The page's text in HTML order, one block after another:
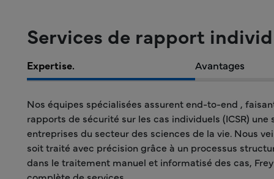
Services de rapport
Expertise. Avantages
Nos équipes spécialisées assurent end-to-end ,
rapports de sécurité sur les cas individuels (ICSR)
entreprises du secteur des sciences de la vie. Nous
soit traité avec précision grâce à un processus
dans le traitement manuel et informatisé des cas,
complète de services.